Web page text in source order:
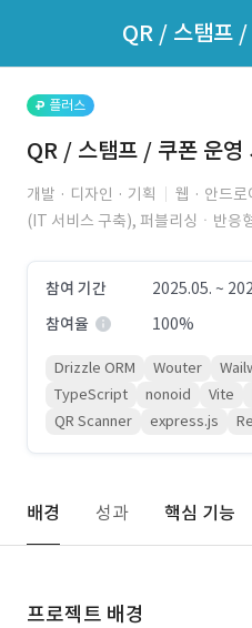
지원자 목록 바로가기
플러스
QR / 스탬프 / 쿠폰 운영
개발 · 디자인 · 기획 웹 · 안드로
(IT 서비스 구축), 퍼블리싱ㆍ반응
참여 기간
2025.05. ~
참여율
100%
Drizzle ORM Wouter
TypeScript
nonoid Vite
QR Scanner
express.js
배경 성과 핵심 기능
프로젝트 배경